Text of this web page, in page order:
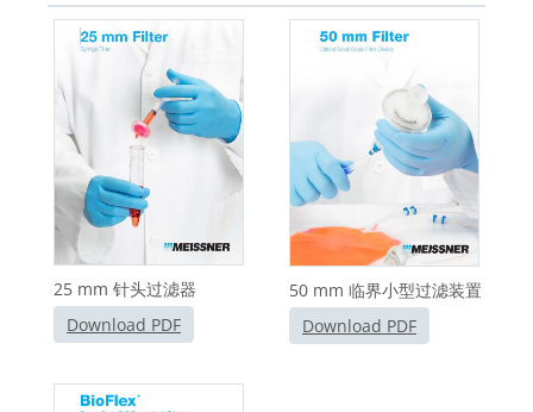
25 mm 针头过滤器
Download PDF
50 mm 临界小型过滤装置
Download PDF